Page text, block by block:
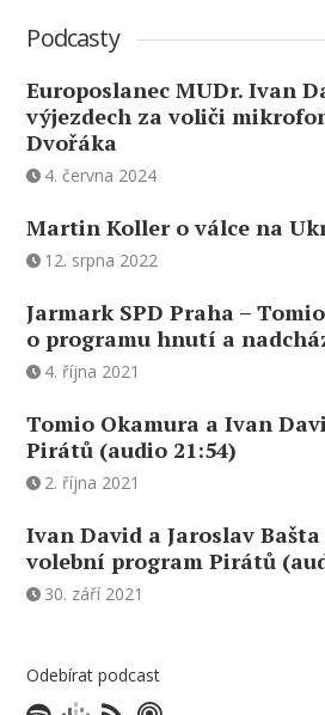
Podcasty
Europoslanec MUDr. Ivan
výjezdech za voliči
Dvořáka
4. června 2024
Martin Koller o válce na
12. srpna 2022
Jarmark SPD Praha –
o programu hnutí a
4. října 2021
Tomio Okamura a Ivan
Pirátů (audio 21:54)
2. října 2021
Ivan David a Jaroslav
volební program Pirátů
30. září 2021
Odebírat podcast